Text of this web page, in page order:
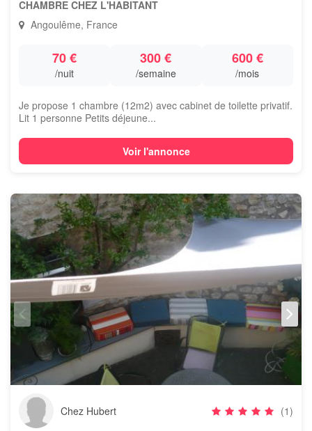
CHAMBRE CHEZ L'HABITANT
Angoulême, France
70 €
/nuit
300 €
/semaine
600 €
/mois
Je propose 1 chambre (12m2) avec cabinet de toilette privatif.
Lit 1 personne Petits déjeune...
Voir l'annonce
Chez Hubert (1)